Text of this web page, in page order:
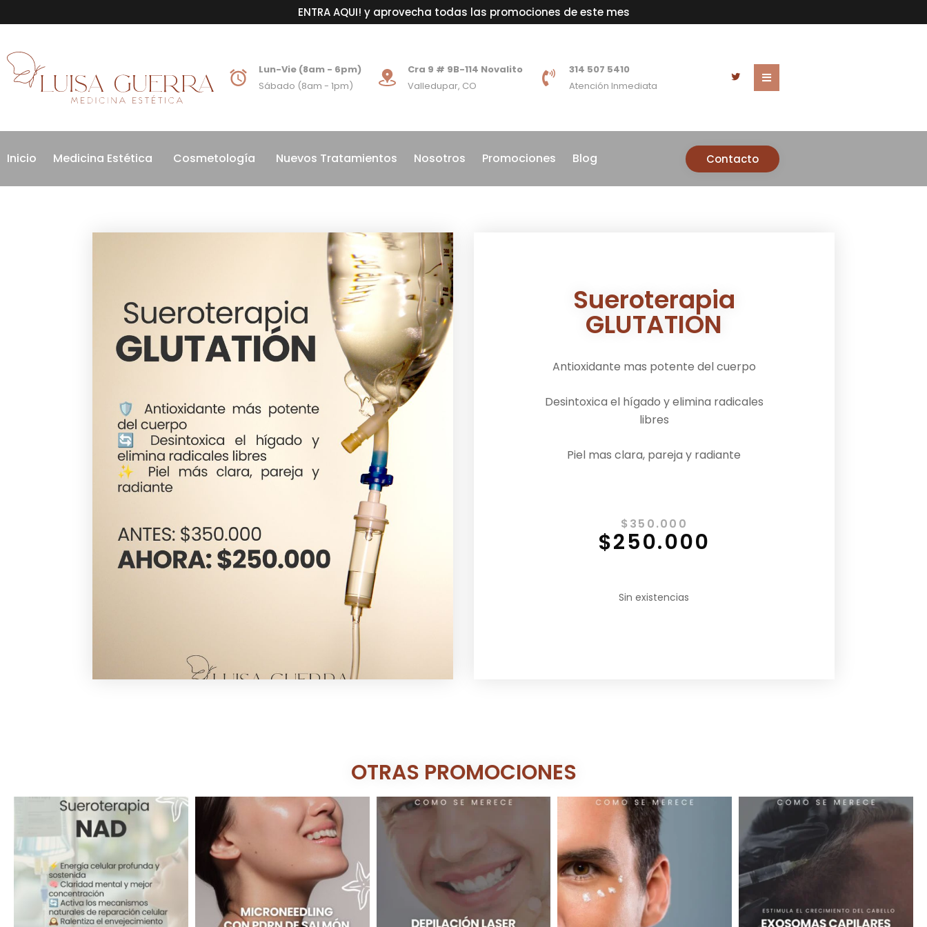
ENTRA AQUI! y aprovecha todas las promociones de este mes
Lun-Vie (8am - 6pm)
Sábado (8am - 1pm)
Cra 9 # 9B-114 Novalito
Valledupar, CO
314 507 5410
Atención Inmediata
Inicio Medicina Estética Cosmetología Nuevos Tratamientos Nosotros Promociones Blog Contacto
Sueroterapia
GLUTATION
Antioxidante mas potente del cuerpo
Desintoxica el hígado y elimina radicales
libres
Piel mas clara, pareja y radiante
$ 350.000
$250.000
Sin existencias
OTRAS PROMOCIONES